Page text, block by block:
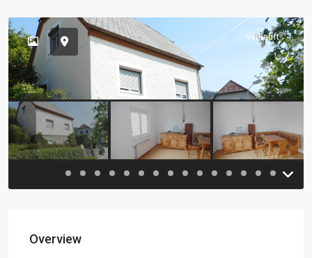
verkauft
Previous
Overview